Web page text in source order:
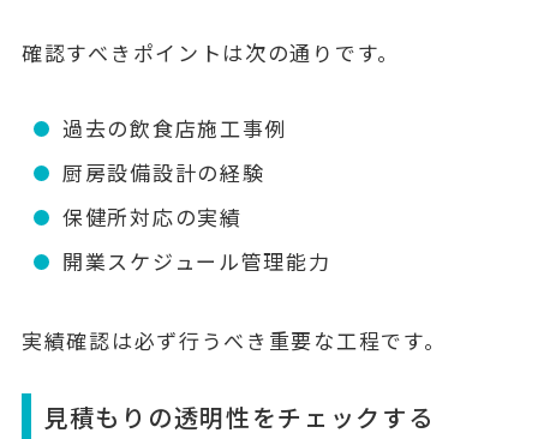
確認すべきポイントは次の通りです。
過去の飲食店施工事例
厨房設備設計の経験
保健所対応の実績
開業スケジュール管理能力
実績確認は必ず行うべき重要な工程です。
見積もりの透明性をチェックする